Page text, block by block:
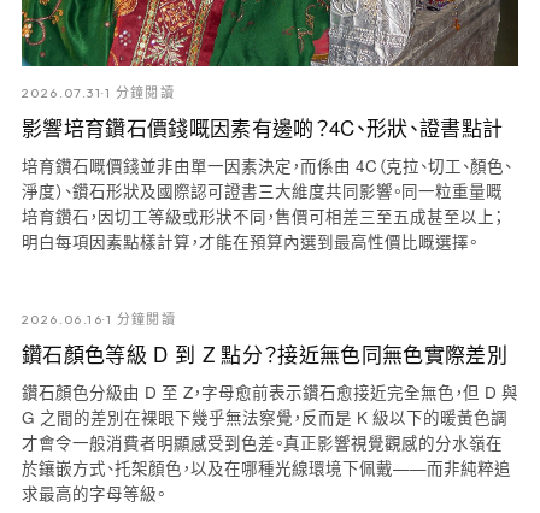
2026.07.31·1 分鐘閱讀
影響培育鑽石價錢嘅因素有邊啲？4C、形狀、證書點計
培育鑽石嘅價錢並非由單一因素決定，而係由 4C（克拉、切工、顏色、
淨度）、鑽石形狀及國際認可證書三大維度共同影響。同一粒重量嘅
培育鑽石，因切工等級或形狀不同，售價可相差三至五成甚至以上；
明白每項因素點樣計算，才能在預算內選到最高性價比嘅選擇。
2026.06.16·1 分鐘閱讀
鑽石顏色等級 D 到 Z 點分？接近無色同無色實際差別
鑽石顏色分級由 D 至 Z，字母愈前表示鑽石愈接近完全無色，但 D 與
G 之間的差別在裸眼下幾乎無法察覺，反而是 K 級以下的暖黃色調
才會令一般消費者明顯感受到色差。真正影響視覺觀感的分水嶺在
於鑲嵌方式、托架顏色，以及在哪種光線環境下佩戴——而非純粹追
求最高的字母等級。